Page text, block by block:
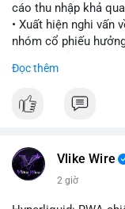
cáo thu nhập khả
• Xuất hiện nghi vấn
nhóm cổ phiếu
• Diễn biến này có
$btc $eth
Đọc thêm
Vlike Wire
2 giờ